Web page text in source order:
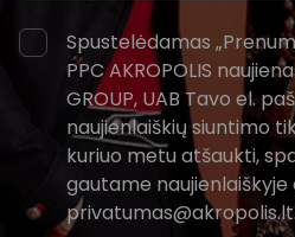
Spustelėdamas
PPC AKROPOLIS
GROUP, UAB Tavo el.
naujienlaiškių siuntimo
kuriuo metu atšaukti,
gautame
privatumas@akropolis.lt.